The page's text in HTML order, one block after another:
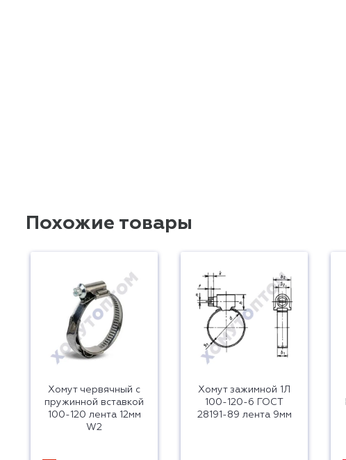
Похожие товары
Хомут червячный с
пружинной вставкой
100-120 лента 12мм
W2
Хомут зажимной 1Л
100-120-6 ГОСТ
28191-89 лента 9мм